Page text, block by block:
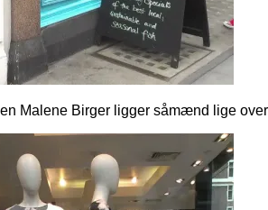
Malene Birger ligger såmænd lige